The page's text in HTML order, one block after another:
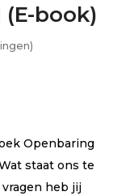
book)
Openbaring
staat ons te
heb jij